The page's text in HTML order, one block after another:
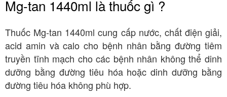
Mg-tan 1440ml là thuốc gì ?
Thuốc Mg-tan 1440ml cung cấp nước, chất điện giải,
acid amin và calo cho bệnh nhân bằng đường tiêm
truyền tĩnh mạch cho các bệnh nhân không thể dinh
dưỡng bằng đường tiêu hóa hoặc dinh dưỡng bằng
đường tiêu hóa không phù hợp.